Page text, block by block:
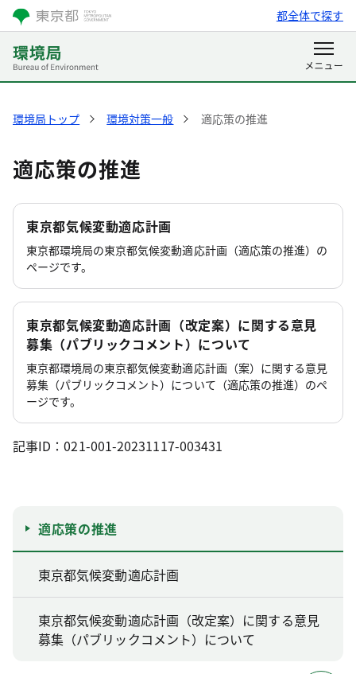
都全体で探す
環境局トップ 環境対策一般 適応策の推進
適応策の推進
東京都気候変動適応計画
東京都環境局の東京都気候変動適応計画（適応策の推進）の
ページです。
東京都気候変動適応計画（改定案）に関する意見
募集（パブリックコメント）について
東京都環境局の東京都気候変動適応計画（案）に関する意見
募集（パブリックコメント）について（適応策の推進）のペ
ージです。
記事ID：021-001-20231117-003431
適応策の推進
東京都気候変動適応計画
東京都気候変動適応計画（改定案）に関する意見
募集（パブリックコメント）について